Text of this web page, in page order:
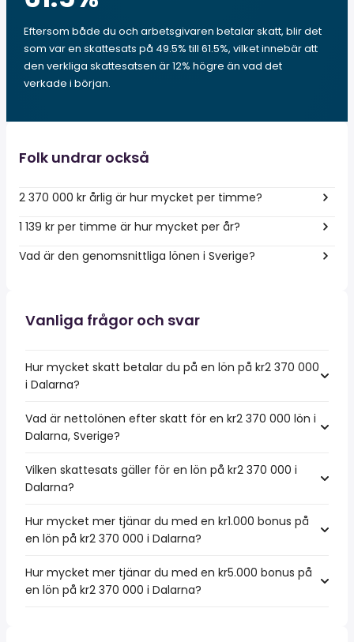
Eftersom både du och arbetsgivaren betalar skatt, blir det
som var en skattesats på 49.5% till 61.5%, vilket innebär att
den verkliga skattesatsen är 12% högre än vad det
verkade i början.
Folk undrar också
2 370 000 kr årlig är hur mycket per timme?
1 139 kr per timme är hur mycket per år?
Vad är den genomsnittliga lönen i Sverige?
Vanliga frågor och svar
Hur mycket skatt betalar du på en lön på kr2 370 000
i Dalarna?
Vad är nettolönen efter skatt för en kr2 370 000 lön i
Dalarna, Sverige?
Vilken skattesats gäller för en lön på kr2 370 000 i
Dalarna?
Hur mycket mer tjänar du med en kr1.000 bonus på
en lön på kr2 370 000 i Dalarna?
Hur mycket mer tjänar du med en kr5.000 bonus på
en lön på kr2 370 000 i Dalarna?